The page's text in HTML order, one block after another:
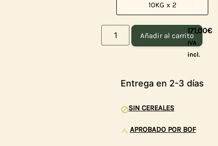
10KG x 2
Añadir al carrito
171,00€
IVA
incl.
Entrega en 2-3 días
SIN CEREALES
APROBADO POR BOF